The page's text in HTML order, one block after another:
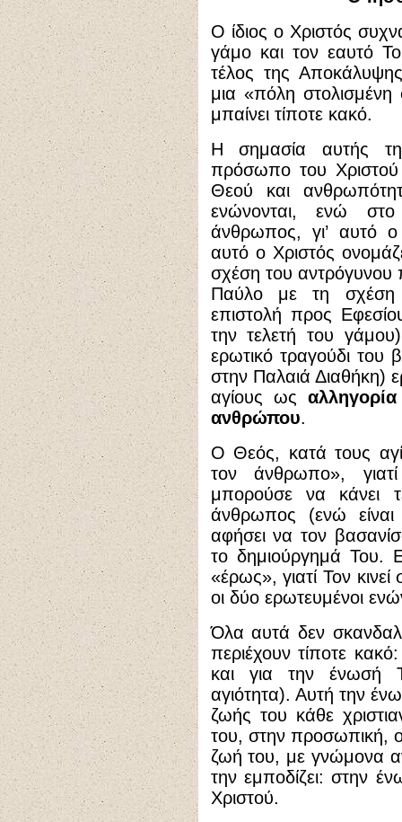
Ο ίδιος ο Χριστός
γάμο και τον εαυτό
τέλος της
μια «πόλη
μπαίνει τίποτε κακό.
Η σημασία αυτής
πρόσωπο του Χριστού
Θεού και
ενώνονται, ενώ
άνθρωπος, γι’ αυτό ο
αυτό ο Χριστός
σχέση του αντρόγυνου
Παύλο με τη σχέση
επιστολή προς
την τελετή του
ερωτικό τραγούδι του
στην Παλαιά Διαθήκη)
αγίους ως
ανθρώπου.
Ο Θεός, κατά τους
τον άνθρωπο»,
μπορούσε να κάνει
άνθρωπος (ενώ
αφήσει να τον
το δημιούργημά Του.
«έρως», γιατί Τον
οι δύο ερωτευμένοι
Όλα αυτά δεν
περιέχουν τίποτε
και για την ένωσή
αγιότητα). Αυτή την
ζωής του κάθε
του, στην προσωπική,
ζωή του, με γνώμονα
την εμποδίζει: στην
Χριστού.